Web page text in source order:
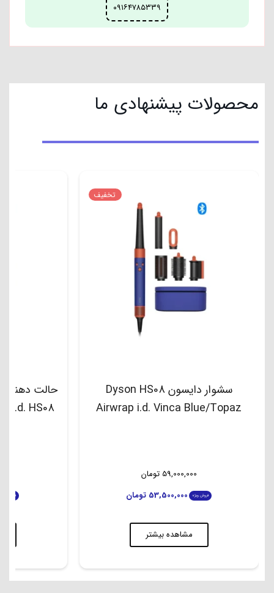
۰۹۱۶۴۷۸۵۳۳۹
محصولات پیشنهادی ما
تخفیف
سشوار دایسون Dyson HS08
Airwrap i.d. Vinca Blue/Topaz
59,000,000 تومان
فروش ویژه 53,500,000 تومان
مشاهده بیشتر
فروش ویژه